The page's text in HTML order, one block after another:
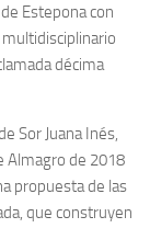
Estepona con
multidisciplinario
décima
Sor Juana Inés,
Almagro de 2018
propuesta de las
que construyen